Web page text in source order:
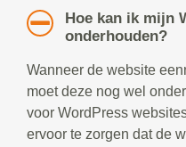
Hoe kan ik mijn
onderhouden?
Wanneer de website
moet deze nog wel
voor WordPress
ervoor te zorgen dat de